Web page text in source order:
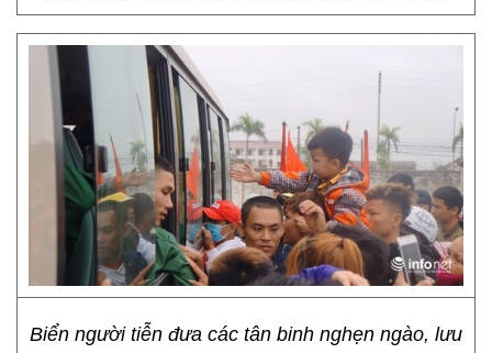
Biển người tiễn đưa các tân binh nghẹn ngào, lưu